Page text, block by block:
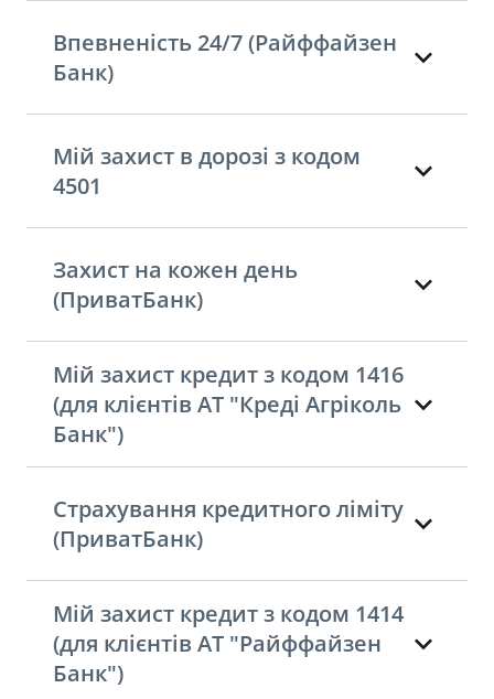
Впевненість 24/7 (Райффайзен
Банк)
Мій захист в дорозі з кодом
4501
Захист на кожен день
(ПриватБанк)
Мій захист кредит з кодом 1416
(для клієнтів АТ "Креді Агріколь
Банк")
Страхування кредитного ліміту
(ПриватБанк)
Мій захист кредит з кодом 1414
(для клієнтів АТ "Райффайзен
Банк")